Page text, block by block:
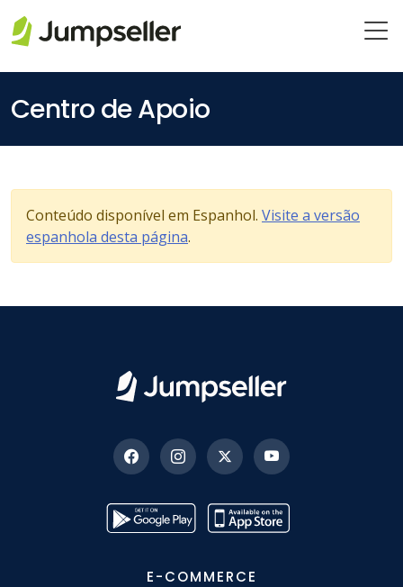
Centro de Apoio
Conteúdo disponível em Espanhol. Visite a versão
espanhola desta página.
E-COMMERCE